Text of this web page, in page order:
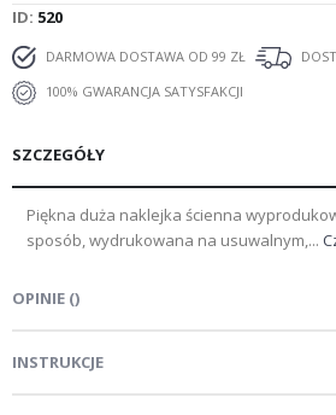
ID 520
DARMOWA DOSTAWA OD 99 ZŁ
100% GWARANCJA SATYSFAKCJI
SZCZEGÓŁY
Piękna duża naklejka ścienna
sposób, wydrukowana na usuwalnym,...
OPINIE ()
INSTRUKCJE